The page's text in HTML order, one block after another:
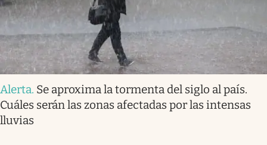
Alerta. Se aproxima la tormenta del siglo al país.
Cuáles serán las zonas afectadas por las intensas
lluvias